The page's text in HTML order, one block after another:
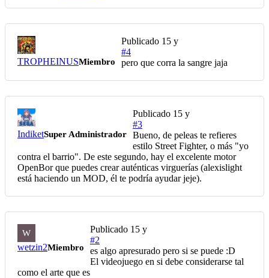
TROPHEINUSMiembro
Publicado 15 y
#4
pero que corra la sangre jaja
IndiketSuper Administrador
Publicado 15 y
#3
Bueno, de peleas te refieres
estilo Street Fighter, o más "yo
contra el barrio". De este segundo, hay el excelente motor
OpenBor que puedes crear auténticas virguerías (alexislight
está haciendo un MOD, él te podría ayudar jeje).
W
wetzin2Miembro
Publicado 15 y
#2
es algo apresurado pero si se puede :D
El videojuego en si debe considerarse tal
como el arte que es